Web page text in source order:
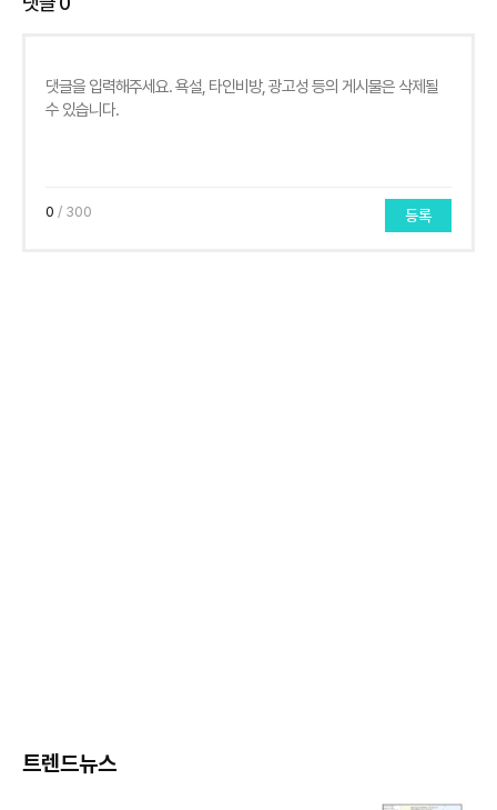
0 / 300 등록
트렌드뉴스